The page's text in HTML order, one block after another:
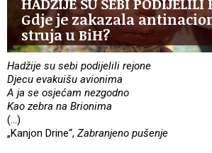
Gdje je zakazala
struja u BiH?
Hadžije su sebi podijelili rejone
Djecu evakuišu avionima
A ja se osjećam nezgodno
Kao zebra na Brionima
(...)
„Kanjon Drine“, Zabranjeno pušenje